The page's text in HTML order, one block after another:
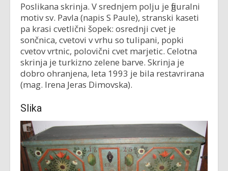
Poslikana skrinja. V srednjem polju je figuralni
motiv sv. Pavla (napis S Paule), stranski kaseti
pa krasi cvetlični šopek: osrednji cvet je
sončnica, cvetovi v vrhu so tulipani, popki
cvetov vrtnic, polovični cvet marjetic. Celotna
skrinja je turkizno zelene barve. Skrinja je
dobro ohranjena, leta 1993 je bila restavrirana
(mag. Irena Jeras Dimovska).
Slika